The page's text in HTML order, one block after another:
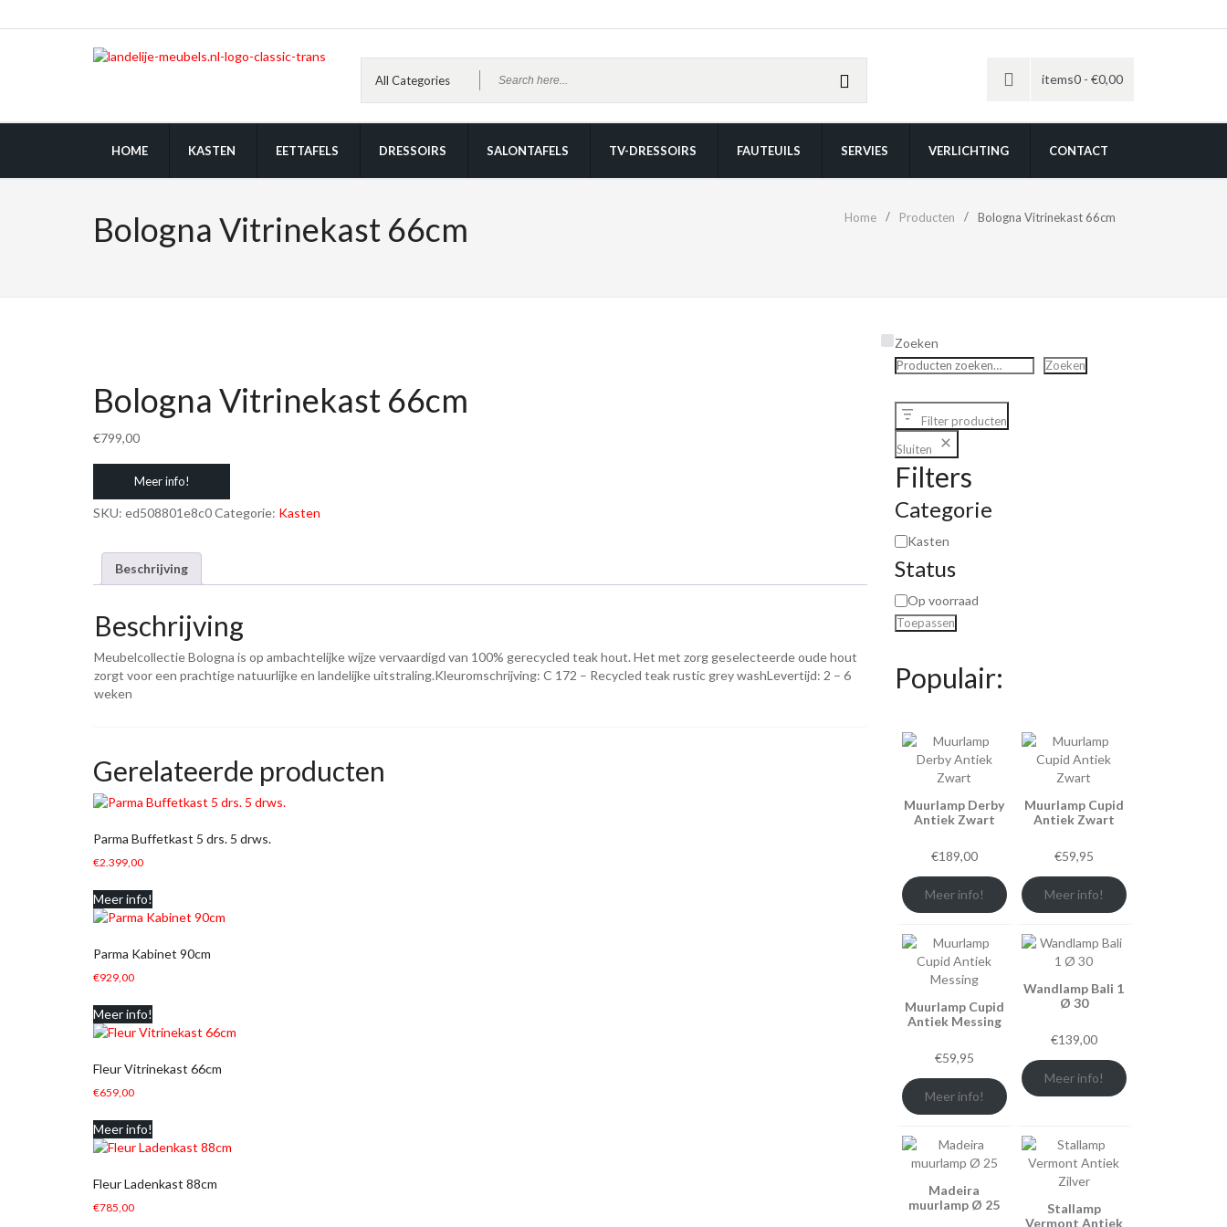
items0 - €0,00
HOME KASTEN EETTAFELS DRESSOIRS SALONTAFELS TV-DRESSOIRS FAUTEUILS SERVIES VERLICHTING CONTACT
Bologna Vitrinekast 66cm Home Producten Bologna Vitrinekast 66cm
Bologna Vitrinekast 66cm
€799,00
Meer info!
SKU: ed508801e8c0Categorie: Kasten
Beschrijving
Beschrijving
Meubelcollectie Bologna is op ambachtelijke wijze vervaardigd van 100% gerecycled teak hout. Het met zorg geselecteerde oude hout
zorgt voor een prachtige natuurlijke en landelijke uitstraling.Kleuromschrijving: C 172 – Recycled teak rustic grey washLevertijd: 2 – 6
weken
Gerelateerde producten
Parma Buffetkast 5 drs. 5 drws.
€2.399,00
Meer info!
Parma Kabinet 90cm
€929,00
Meer info!
Fleur Vitrinekast 66cm
€659,00
Meer info!
Fleur Ladenkast 88cm
€785,00
Zoeken
Zoeken
Filter producten
Sluiten
Filters
Categorie
Kasten
Status
Op voorraad
Toepassen
Populair:
Muurlamp Derby
Antiek Zwart
€189,00
Meer info!
Muurlamp Cupid
Antiek Zwart
€59,95
Meer info!
Muurlamp Cupid
Antiek Messing
€59,95
Meer info!
Wandlamp Bali 1
Ø 30
€139,00
Meer info!
Madeira
muurlamp Ø 25
Stallamp
Vermont Antiek